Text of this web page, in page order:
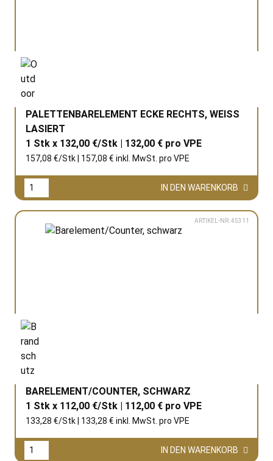
PALETTENBARELEMENT ECKE RECHTS, WEISS L
ASIERT
1 Stk x 132,00 €/Stk | 132,00 € pro VPE
157,08 €/Stk | 157,08 € inkl. MwSt. pro VPE
IN DEN WARENKORB
ARTIKEL-NR: 45311
BARELEMENT/COUNTER, SCHWARZ
1 Stk x 112,00 €/Stk | 112,00 € pro VPE
133,28 €/Stk | 133,28 € inkl. MwSt. pro VPE
IN DEN WARENKORB